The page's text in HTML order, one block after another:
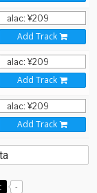
Add Track
Add Track
Add Track
-